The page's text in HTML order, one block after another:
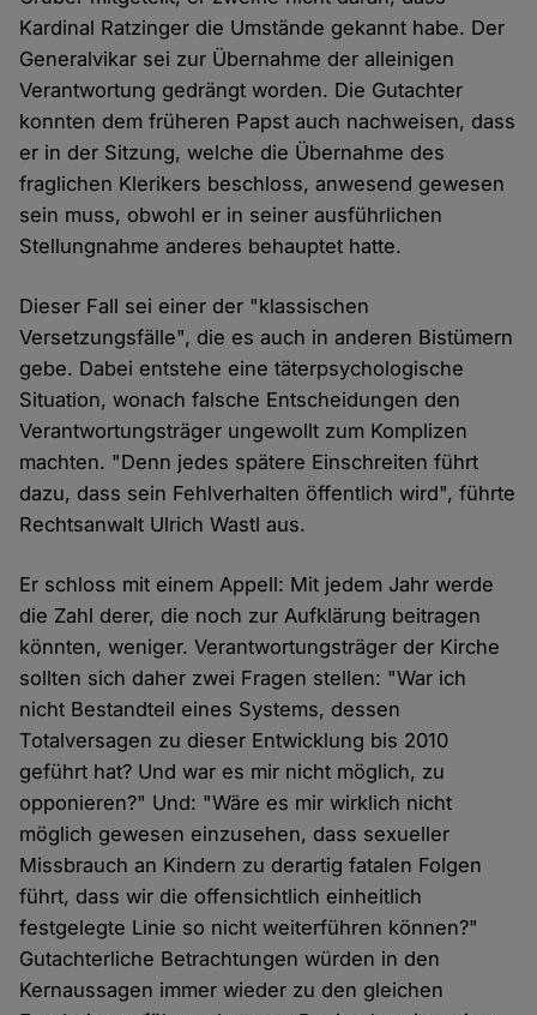
Kardinal Ratzinger die Umstände gekannt habe. Der
Generalvikar sei zur Übernahme der alleinigen
Verantwortung gedrängt worden. Die Gutachter
konnten dem früheren Papst auch nachweisen, dass
er in der Sitzung, welche die Übernahme des
fraglichen Klerikers beschloss, anwesend gewesen
sein muss, obwohl er in seiner ausführlichen
Stellungnahme anderes behauptet hatte.
Dieser Fall sei einer der "klassischen
Versetzungsfälle", die es auch in anderen Bistümern
gebe. Dabei entstehe eine täterpsychologische
Situation, wonach falsche Entscheidungen den
Verantwortungsträger ungewollt zum Komplizen
machten. "Denn jedes spätere Einschreiten führt
dazu, dass sein Fehlverhalten öffentlich wird", führte
Rechtsanwalt Ulrich Wastl aus.
Er schloss mit einem Appell: Mit jedem Jahr werde
die Zahl derer, die noch zur Aufklärung beitragen
könnten, weniger. Verantwortungsträger der Kirche
sollten sich daher zwei Fragen stellen: "War ich
nicht Bestandteil eines Systems, dessen
Totalversagen zu dieser Entwicklung bis 2010
geführt hat? Und war es mir nicht möglich, zu
opponieren?" Und: "Wäre es mir wirklich nicht
möglich gewesen einzusehen, dass sexueller
Missbrauch an Kindern zu derartig fatalen Folgen
führt, dass wir die offensichtlich einheitlich
festgelegte Linie so nicht weiterführen können?"
Gutachterliche Betrachtungen würden in den
Kernaussagen immer wieder zu den gleichen